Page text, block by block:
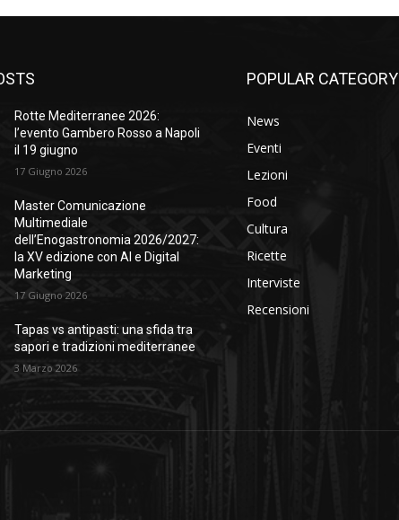
Rotte Mediterranee 2026:
l’evento Gambero Rosso a Napoli
il 19 giugno
17 Giugno 2026
Master Comunicazione
Multimediale
dell’Enogastronomia 2026/2027:
la XV edizione con AI e Digital
Marketing
17 Giugno 2026
Tapas vs antipasti: una sfida tra
sapori e tradizioni mediterranee
3 Marzo 2026
POPULAR CATEGORY
News
Eventi
Lezioni
Food
Cultura
Ricette
Interviste
Recensioni